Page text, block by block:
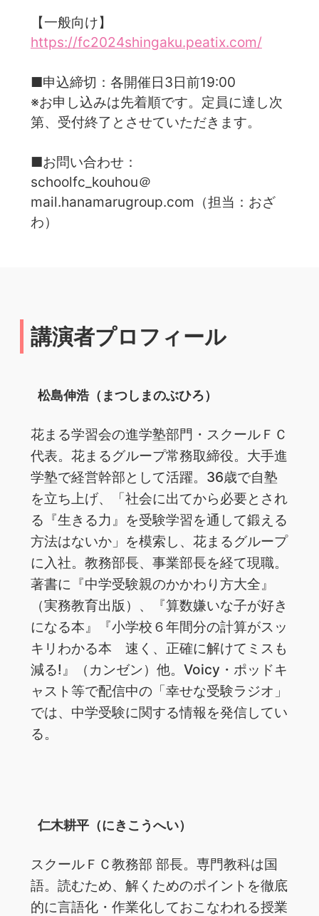
【一般向け】
https://fc2024shingaku.peatix.com/
■申込締切：各開催日3日前19:00
※お申し込みは先着順です。定員に達し次
第、受付終了とさせていただきます。
■お問い合わせ：
schoolfc_kouhou＠
mail.hanamarugroup.com（担当：おざ
わ）
講演者プロフィール
松島伸浩（まつしまのぶひろ）
花まる学習会の進学塾部門・スクールＦＣ
代表。花まるグループ常務取締役。大手進
学塾で経営幹部として活躍。36歳で自塾
を立ち上げ、「社会に出てから必要とされ
る『生きる力』を受験学習を通して鍛える
方法はないか」を模索し、花まるグループ
に入社。教務部長、事業部長を経て現職。
著書に『中学受験親のかかわり方大全』
（実務教育出版）、『算数嫌いな子が好き
になる本』『小学校６年間分の計算がスッ
キリわかる本 速く、正確に解けてミスも
減る!』（カンゼン）他。Voicy・ポッドキ
ャスト等で配信中の「幸せな受験ラジオ」
では、中学受験に関する情報を発信してい
る。
仁木耕平（にきこうへい）
スクールＦＣ教務部 部長。専門教科は国
語。読むため、解くためのポイントを徹底
的に言語化・作業化しておこなわれる授業